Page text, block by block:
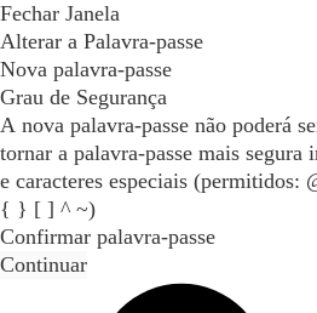
Fechar Janela
Alterar a Palavra-passe
Nova palavra-passe
Grau de Segurança
A nova palavra-passe não poderá ser
tornar a palavra-passe mais
e caracteres especiais
{ } [ ] ^ ~)
Confirmar palavra-passe
Continuar